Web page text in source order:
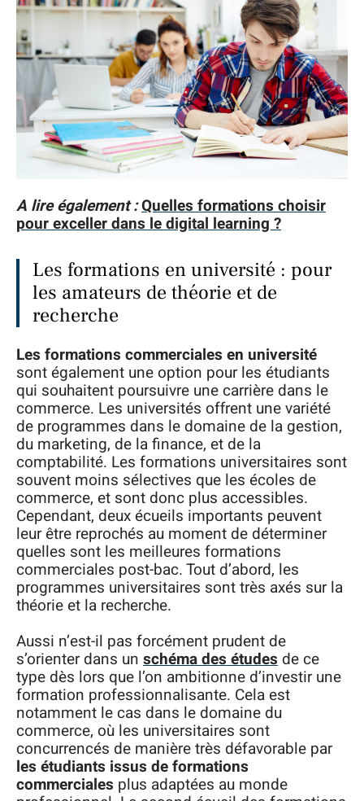
A lire également :Quelles formations choisir
pour exceller dans le digital learning ?
Les formations en université : pour
les amateurs de théorie et de
recherche
Les formations commerciales en université
sont également une option pour les étudiants
qui souhaitent poursuivre une carrière dans le
commerce. Les universités offrent une variété
de programmes dans le domaine de la gestion,
du marketing, de la finance, et de la
comptabilité. Les formations universitaires sont
souvent moins sélectives que les écoles de
commerce, et sont donc plus accessibles.
Cependant, deux écueils importants peuvent
leur être reprochés au moment de déterminer
quelles sont les meilleures formations
commerciales post-bac. Tout d’abord, les
programmes universitaires sont très axés sur la
théorie et la recherche.
Aussi n’est-il pas forcément prudent de
s’orienter dans un schéma des études de ce
type dès lors que l’on ambitionne d’investir une
formation professionnalisante. Cela est
notamment le cas dans le domaine du
commerce, où les universitaires sont
concurrencés de manière très défavorable par
les étudiants issus de formations
commerciales plus adaptées au monde